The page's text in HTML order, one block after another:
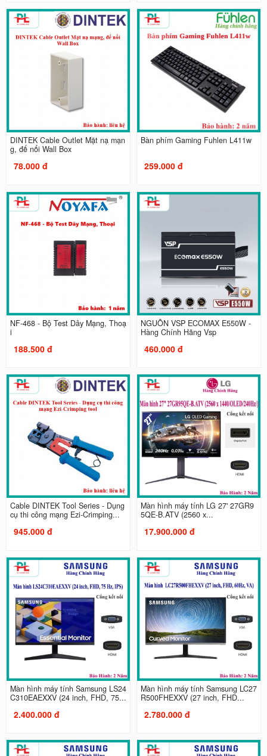
DINTEK Cable Outlet Mặt nạ mạn
g, đế nổi Wall Box
78.000 đ
Bàn phím Gaming Fuhlen L411w
259.000 đ
NF-468 - Bộ Test Dây Mạng, Thoạ
i
188.500 đ
NGUỒN VSP ECOMAX E550W -
Hàng Chính Hãng Vsp
460.000 đ
Cable DINTEK Tool Series - Dụng
cụ thi công mạng Ezi-Crimping...
945.000 đ
Màn hình máy tính LG 27' 27GR9
5QE-B.ATV (2560 x...
17.900.000 đ
Màn hình máy tính Samsung LS24
C310EAEXXV (24 inch, FHD, 75...
2.400.000 đ
Màn hình máy tính Samsung LC27
R500FHEXXV (27 inch, FHD...
2.780.000 đ